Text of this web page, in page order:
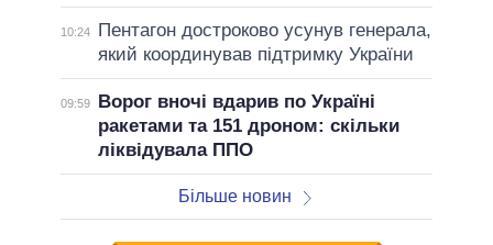
10:24
Пентагон достроково усунув генерала,
який координував підтримку України
09:59
Ворог вночі вдарив по Україні
ракетами та 151 дроном: скільки
ліквідувала ППО
Більше новин